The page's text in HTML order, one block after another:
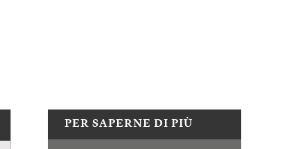
PER SAPERNE DI PIÙ